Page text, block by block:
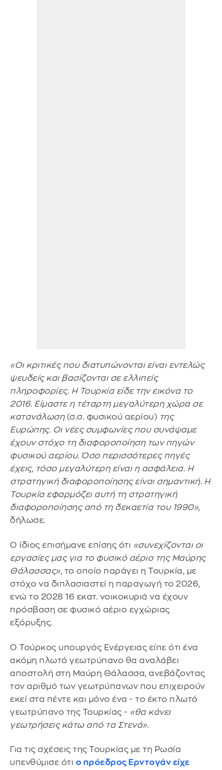
«Οι κριτικές που διατυπώνονται είναι εντελώς
ψευδείς και βασίζονται σε ελλιπείς
πληροφορίες. Η Τουρκία είδε την εικόνα το
2016. Είμαστε η τέταρτη μεγαλύτερη χώρα σε
κατανάλωση (σ.σ. φυσικού αερίου) της
Ευρώπης. Οι νέες συμφωνίες που συνάψαμε
έχουν στόχο τη διαφοροποίηση των πηγών
φυσικού αερίου. Όσο περισσότερες πηγές
έχεις, τόσο μεγαλύτερη είναι η ασφάλεια. Η
στρατηγική διαφοροποίησης είναι σημαντική. Η
Τουρκία εφαρμόζει αυτή τη στρατηγική
διαφοροποίησης από τη δεκαετία του 1990»,
δήλωσε.
Ο ίδιος επισήμανε επίσης ότι «συνεχίζονται οι
εργασίες μας για το φυσικό αέριο της Μαύρης
Θάλασσας», το οποίο παράγει η Τουρκία, με
στόχο να διπλασιαστεί η παραγωγή το 2026,
ενώ το 2028 16 εκατ. νοικοκυριά να έχουν
πρόσβαση σε φυσικό αέριο εγχώριας
εξόρυξης.
Ο Τούρκος υπουργός Ενέργειας είπε ότι ένα
ακόμη πλωτό γεωτρύπανο θα αναλάβει
αποστολή στη Μαύρη Θάλασσα, ανεβάζοντας
τον αριθμό των γεωτρύπανων που επιχειρούν
εκεί στα πέντε και μόνο ένα - το έκτο πλωτό
γεωτρύπανο της Τουρκίας - «θα κάνει
γεωτρήσεις κάτω από τα Στενά».
Για τις σχέσεις της Τουρκίας με τη Ρωσία
υπενθύμισε ότι ο πρόεδρος Ερντογάν είχε